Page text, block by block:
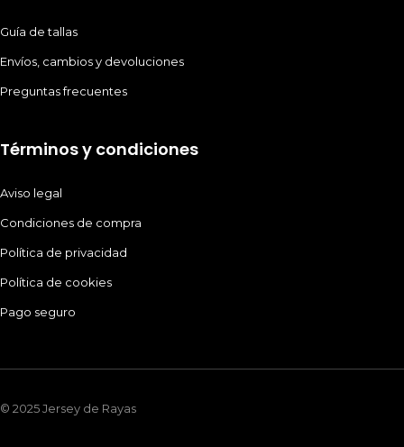
Guía de tallas
Envíos, cambios y devoluciones
Preguntas frecuentes
Términos y condiciones
Aviso legal
Condiciones de compra
Política de privacidad
Política de cookies
Pago seguro
© 2025 Jersey de Rayas